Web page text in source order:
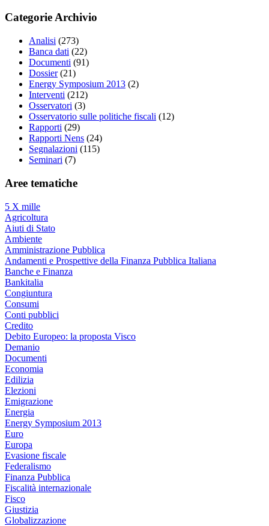
Categorie Archivio
Analisi (273)
Banca dati (22)
Documenti (91)
Dossier (21)
Energy Symposium 2013 (2)
Interventi (212)
Osservatori (3)
Osservatorio sulle politiche fiscali (12)
Rapporti (29)
Rapporti Nens (24)
Segnalazioni (115)
Seminari (7)
Aree tematiche
5 X mille
Agricoltura
Aiuti di Stato
Ambiente
Amministrazione Pubblica
Andamenti e Prospettive della Finanza Pubblica Italiana
Banche e Finanza
Bankitalia
Congiuntura
Consumi
Conti pubblici
Credito
Debito Europeo: la proposta Visco
Demanio
Documenti
Economia
Edilizia
Elezioni
Emigrazione
Energia
Energy Symposium 2013
Euro
Europa
Evasione fiscale
Federalismo
Finanza Pubblica
Fiscalità internazionale
Fisco
Giustizia
Globalizzazione